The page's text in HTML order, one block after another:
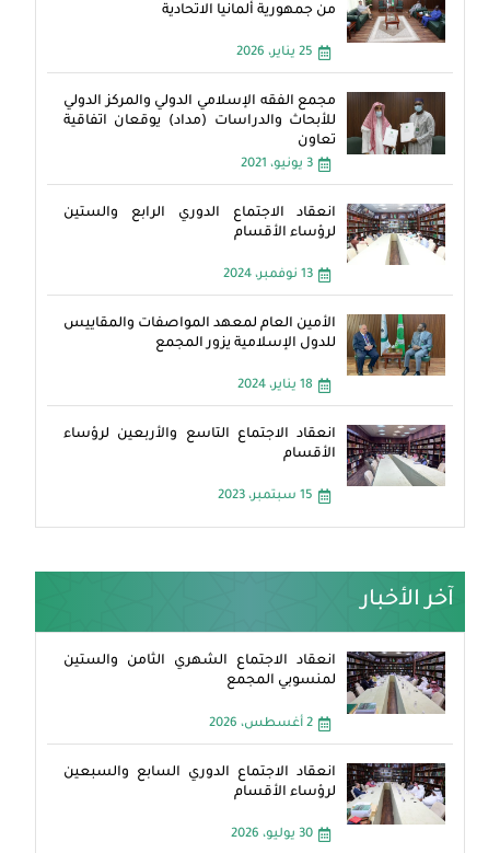
من جمهورية ألمانيا الاتحادية
25 يناير، 2026
مجمع الفقه الإسلامي الدولي والمركز الدولي
للأبحاث والدراسات (مداد) يوقعان اتفاقية
تعاون
3 يونيو، 2021
انعقاد الاجتماع الدوري الرابع والستين
لرؤساء الأقسام
13 نوفمبر، 2024
الأمين العام لمعهد المواصفات والمقاييس
للدول الإسلامية يزور المجمع
18 يناير، 2024
انعقاد الاجتماع التاسع والأربعين لرؤساء
الأقسام
15 سبتمبر، 2023
آخر الأخبار
انعقاد الاجتماع الشهري الثامن والستين
لمنسوبي المجمع
2 أغسطس، 2026
انعقاد الاجتماع الدوري السابع والسبعين
لرؤساء الأقسام
30 يوليو، 2026